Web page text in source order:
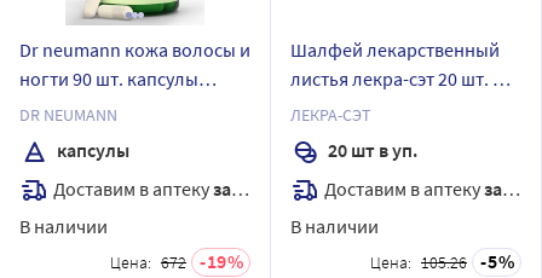
Dr neumann кожа волосы и
ногти 90 шт. капсулы
массой 770 мг
DR NEUMANN
капсулы
Доставим в аптекузавтра
В наличии
Цена: 672 19
Шалфей лекарственный
листья лекра-сэт 20 шт. ф/
п
ЛЕКРА-СЭТ
20 шт в уп.
Доставим в аптекузавтра
В наличии
Цена: 105.26 5